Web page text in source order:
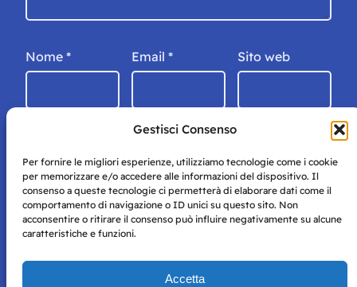
Gestisci Consenso
Per fornire le migliori esperienze, utilizziamo tecnologie come i cookie
per memorizzare e/o accedere alle informazioni del dispositivo. Il
consenso a queste tecnologie ci permetterà di elaborare dati come il
comportamento di navigazione o ID unici su questo sito. Non
acconsentire o ritirare il consenso può influire negativamente su alcune
caratteristiche e funzioni.
Accetta
Nome * Email * Sito web
Storie di Napoli è una testata registrata presso il tribunale di